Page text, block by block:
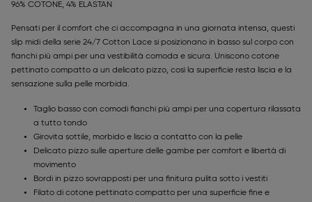
96% COTONE, 4% ELASTAN
Pensati per il comfort che ci accompagna in una giornata intensa, questi
slip midi della serie 24/7 Cotton Lace si posizionano in basso sul corpo con
fianchi più ampi per una vestibilità comoda e sicura. Uniscono cotone
pettinato compatto a un delicato pizzo, così la superficie resta liscia e la
sensazione sulla pelle morbida.
Taglio basso con comodi fianchi più ampi per una copertura rilassata
a tutto tondo
Girovita sottile, morbido e liscio a contatto con la pelle
Delicato pizzo sulle aperture delle gambe per comfort e libertà di
movimento
Bordi in pizzo sovrapposti per una finitura pulita sotto i vestiti
Filato di cotone pettinato compatto per una superficie fine e